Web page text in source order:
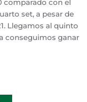
comparado con el
set, a pesar de
Llegamos al quinto
conseguimos ganar